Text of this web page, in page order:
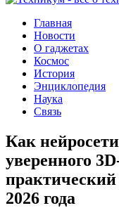
Главная
Новости
О гаджетах
Космос
История
Энциклопедия
Наука
Связь
Как
уверенного
практический
2026 года